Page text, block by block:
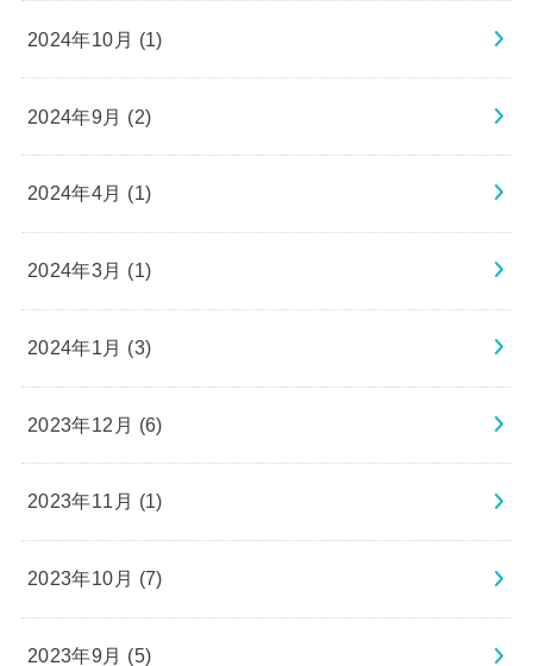
2024年10月 (1)
2024年9月 (2)
2024年4月 (1)
2024年3月 (1)
2024年1月 (3)
2023年12月 (6)
2023年11月 (1)
2023年10月 (7)
2023年9月 (5)